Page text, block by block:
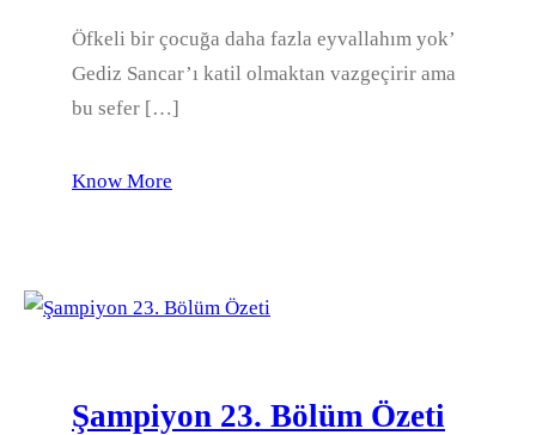
Öfkeli bir çocuğa daha fazla eyvallahım yok’
Gediz Sancar’ı katil olmaktan vazgeçirir ama
bu sefer […]
Know More
Şampiyon 23. Bölüm Özeti